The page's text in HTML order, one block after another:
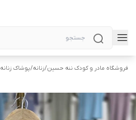
فروشگاه مادر و کودک ننه حسین/زنانه/پوشاک زنانه